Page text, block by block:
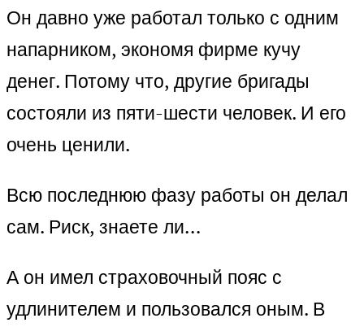
Он давно уже работал только с одним
напарником, экономя фирме кучу
денег. Потому что, другие бригады
состояли из пяти-шести человек. И его
очень ценили.
Всю последнюю фазу работы он делал
сам. Риск, знаете ли…
А он имел страховочный пояс с
удлинителем и пользовался оным. В